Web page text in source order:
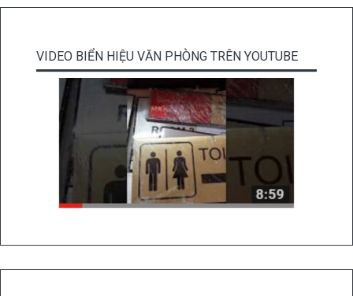
VIDEO BIỂN HIỆU VĂN PHÒNG TRÊN YOUTUBE